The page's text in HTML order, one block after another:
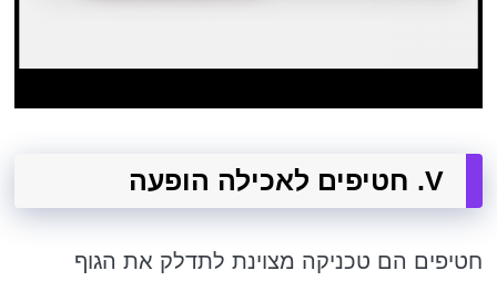
V. חטיפים לאכילה הופעה
חטיפים הם טכניקה מצוינת לתדלק את הגוף